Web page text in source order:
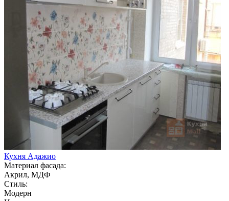
Кухня Адажио
Материал фасада:
Акрил, МДФ
Стиль:
Модерн